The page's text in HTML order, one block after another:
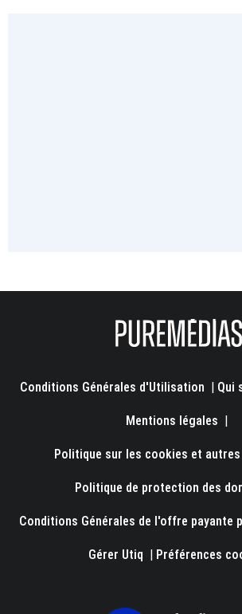
Conditions Générales d'Utilisation Qui
Mentions légales
Politique sur les cookies et
Politique de protection des
Conditions Générales de l'offre payante
Gérer Utiq Préférences